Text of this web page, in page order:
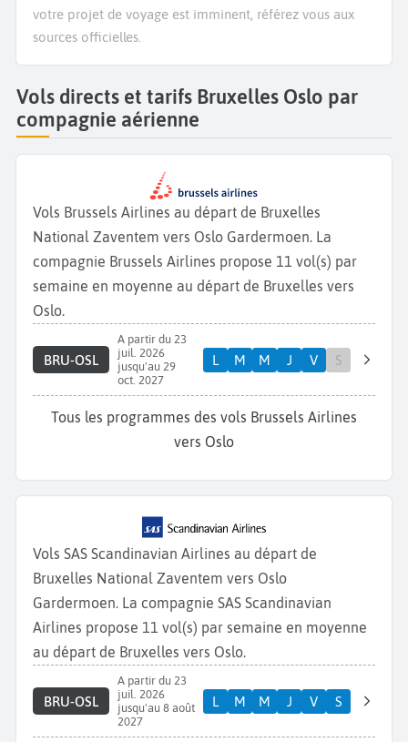
votre projet de voyage est imminent, référez vous aux
sources officielles.
Vols directs et tarifs Bruxelles Oslo par
compagnie aérienne
Vols Brussels Airlines au départ de Bruxelles
National Zaventem vers Oslo Gardermoen. La
compagnie Brussels Airlines propose 11 vol(s) par
semaine en moyenne au départ de Bruxelles vers
Oslo.
BRU-OSL
A partir du 23
juil. 2026
jusqu'au 29
oct. 2027
L M M J V S
Tous les programmes des vols Brussels Airlines
vers Oslo
Vols SAS Scandinavian Airlines au départ de
Bruxelles National Zaventem vers Oslo
Gardermoen. La compagnie SAS Scandinavian
Airlines propose 11 vol(s) par semaine en moyenne
au départ de Bruxelles vers Oslo.
BRU-OSL
A partir du 23
juil. 2026
jusqu'au 8 août
2027
L M M J V S